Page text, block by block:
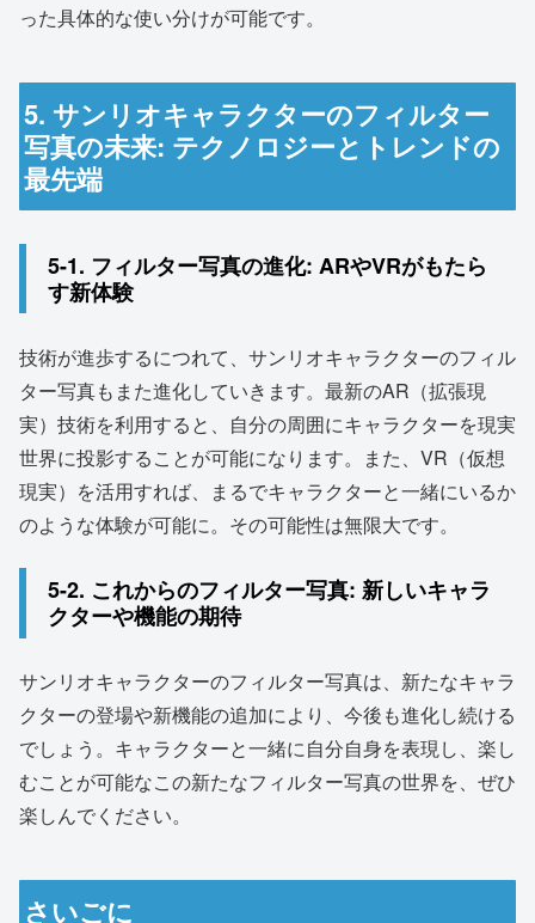
った具体的な使い分けが可能です。
5. サンリオキャラクターのフィルター
写真の未来: テクノロジーとトレンドの
最先端
5-1. フィルター写真の進化: ARやVRがもたら
す新体験
技術が進歩するにつれて、サンリオキャラクターのフィル
ター写真もまた進化していきます。最新のAR（拡張現
実）技術を利用すると、自分の周囲にキャラクターを現実
世界に投影することが可能になります。また、VR（仮想
現実）を活用すれば、まるでキャラクターと一緒にいるか
のような体験が可能に。その可能性は無限大です。
5-2. これからのフィルター写真: 新しいキャラ
クターや機能の期待
サンリオキャラクターのフィルター写真は、新たなキャラ
クターの登場や新機能の追加により、今後も進化し続ける
でしょう。キャラクターと一緒に自分自身を表現し、楽し
むことが可能なこの新たなフィルター写真の世界を、ぜひ
楽しんでください。
さいごに